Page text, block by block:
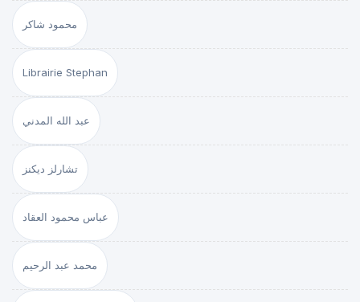
محمود شاكر
Librairie Stephan
عبد الله المدني
تشارلز ديكنز
عباس محمود العقاد
محمد عبد الرحيم